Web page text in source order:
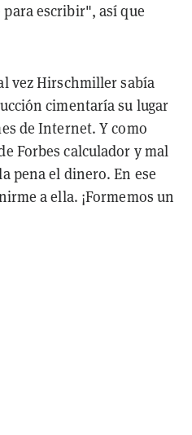
para escribir", así que
vez Hirschmiller sabía
cimentaría su lugar
de Internet. Y como
Forbes calculador y mal
pena el dinero. En ese
a ella. ¡Formemos un